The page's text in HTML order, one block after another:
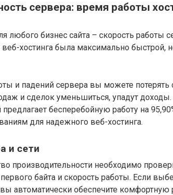
сервера: время работы
любого бизнес сайта – скорость работы
хостинга была максимально быстрой,
и падений сервера вы можете потерять
и сделок уменьшиться, упадут
бесперебойную работу на
для надежного веб-хостинга.
и сети
производительности необходимо
байта и скорость работы. Если
автоматически обеспечите комфортную